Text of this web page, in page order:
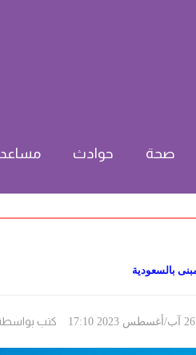
صحة حوادث
بالسعودية
كتب